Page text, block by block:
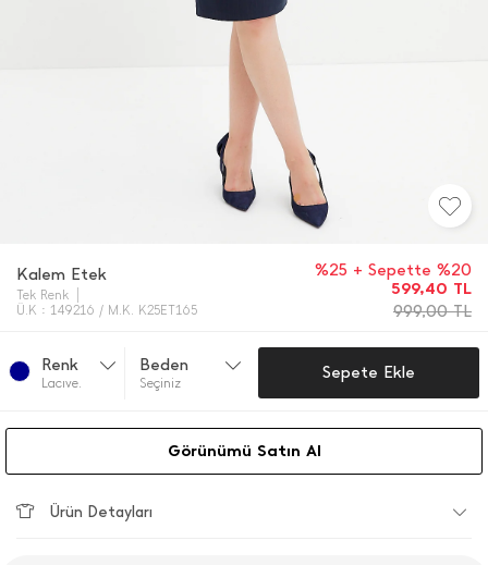
Kalem Etek
Tek Renk
Ü.K : 149216 / M.K. K25ET165
%25 + Sepette %20
599,40 TL
999,00TL
Renk
Lacıve.
Beden
Seçiniz
Sepete Ekle
Görünümü Satın Al
Ürün Detayları